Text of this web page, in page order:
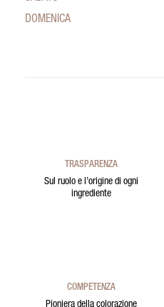
DOMENICA
TRASPARENZA
Sul ruolo e l’origine di ogni
ingrediente
COMPETENZA
Pioniera della colorazione